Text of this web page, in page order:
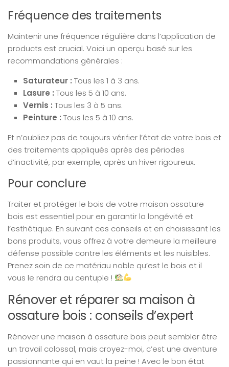
Fréquence des traitements
Maintenir une fréquence régulière dans l’application de
products est crucial. Voici un aperçu basé sur les
recommandations générales :
Saturateur : Tous les 1 à 3 ans.
Lasure : Tous les 5 à 10 ans.
Vernis : Tous les 3 à 5 ans.
Peinture : Tous les 5 à 10 ans.
Et n’oubliez pas de toujours vérifier l’état de votre bois et
des traitements appliqués après des périodes
d’inactivité, par exemple, après un hiver rigoureux.
Pour conclure
Traiter et protéger le bois de votre maison ossature
bois est essentiel pour en garantir la longévité et
l’esthétique. En suivant ces conseils et en choisissant les
bons produits, vous offrez à votre demeure la meilleure
défense possible contre les éléments et les nuisibles.
Prenez soin de ce matériau noble qu’est le bois et il
vous le rendra au centuple !
Rénover et réparer sa maison à
ossature bois : conseils d’expert
Rénover une maison à ossature bois peut sembler être
un travail colossal, mais croyez-moi, c’est une aventure
passionnante qui en vaut la peine ! Avec le bon état